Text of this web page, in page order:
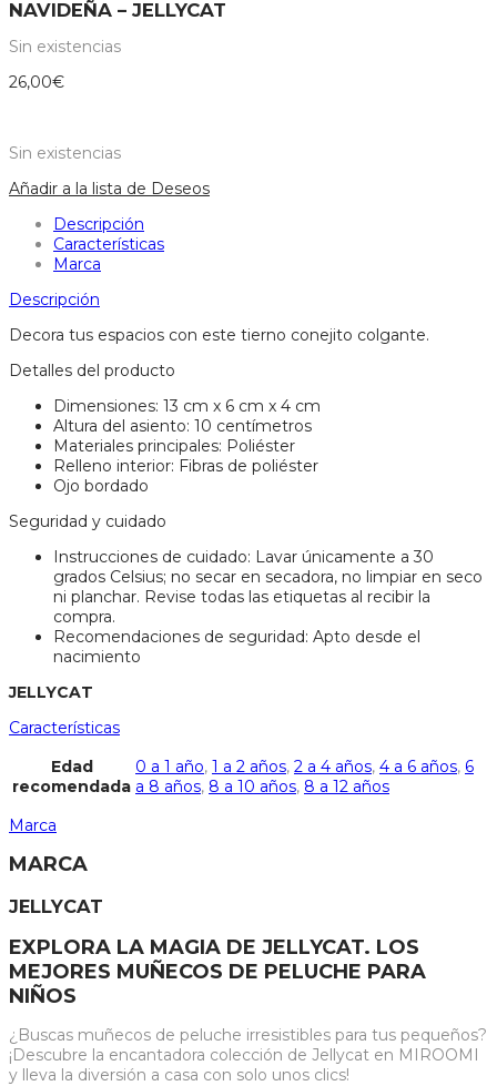
NAVIDEÑA – JELLYCAT
Sin existencias
26,00€
Sin existencias
Añadir a la lista de Deseos
Descripción
Características
Marca
Descripción
Decora tus espacios con este tierno conejito colgante.
Detalles del producto
Dimensiones: 13 cm x 6 cm x 4 cm
Altura del asiento: 10 centímetros
Materiales principales: Poliéster
Relleno interior: Fibras de poliéster
Ojo bordado
Seguridad y cuidado
Instrucciones de cuidado: Lavar únicamente a 30
grados Celsius; no secar en secadora, no limpiar en seco
ni planchar. Revise todas las etiquetas al recibir la
compra.
Recomendaciones de seguridad: Apto desde el
nacimiento
JELLYCAT
Características
Edad
recomendada
0 a 1 año, 1 a 2 años, 2 a 4 años, 4 a 6 años, 6
a 8 años, 8 a 10 años, 8 a 12 años
Marca
MARCA
JELLYCAT
EXPLORA LA MAGIA DE JELLYCAT. LOS
MEJORES MUÑECOS DE PELUCHE PARA
NIÑOS
¿Buscas muñecos de peluche irresistibles para tus pequeños?
¡Descubre la encantadora colección de Jellycat en MIROOMI
y lleva la diversión a casa con solo unos clics!